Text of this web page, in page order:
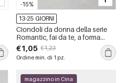
-15%
13-25 GIORNI
Ciondoli da donna della serie
Romantic, fai da te, a forma
irregolare di serpente, in acciaio
inossidabile, impermeabili,
colore oro.
€1,05 €1,23
Ordine min. di 1 pz.
magazzino in Cina